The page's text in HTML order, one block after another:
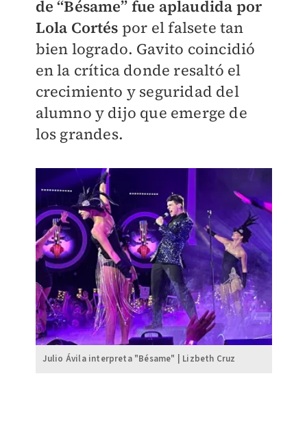
de “Bésame” fue aplaudida por
Lola Cortés por el falsete tan
bien logrado. Gavito coincidió
en la crítica donde resaltó el
crecimiento y seguridad del
alumno y dijo que emerge de
los grandes.
Julio Ávila interpreta "Bésame" | Lizbeth Cruz